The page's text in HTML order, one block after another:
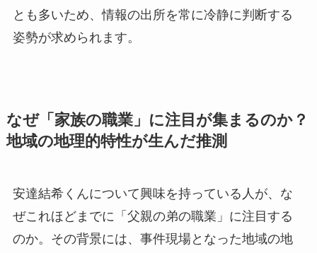
とも多いため、情報の出所を常に冷静に判断する
姿勢が求められます。
なぜ「家族の職業」に注目が集まるのか？
地域の地理的特性が生んだ推測
安達結希くんについて興味を持っている人が、な
ぜこれほどまでに「父親の弟の職業」に注目する
のか。その背景には、事件現場となった地域の地